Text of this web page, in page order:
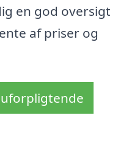
en god oversigt
af priser og